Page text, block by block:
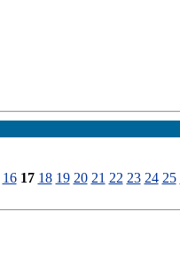
16 17 18 19 20 21 22 23 24 25